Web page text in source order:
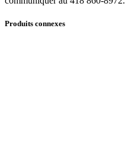
Produits connexes